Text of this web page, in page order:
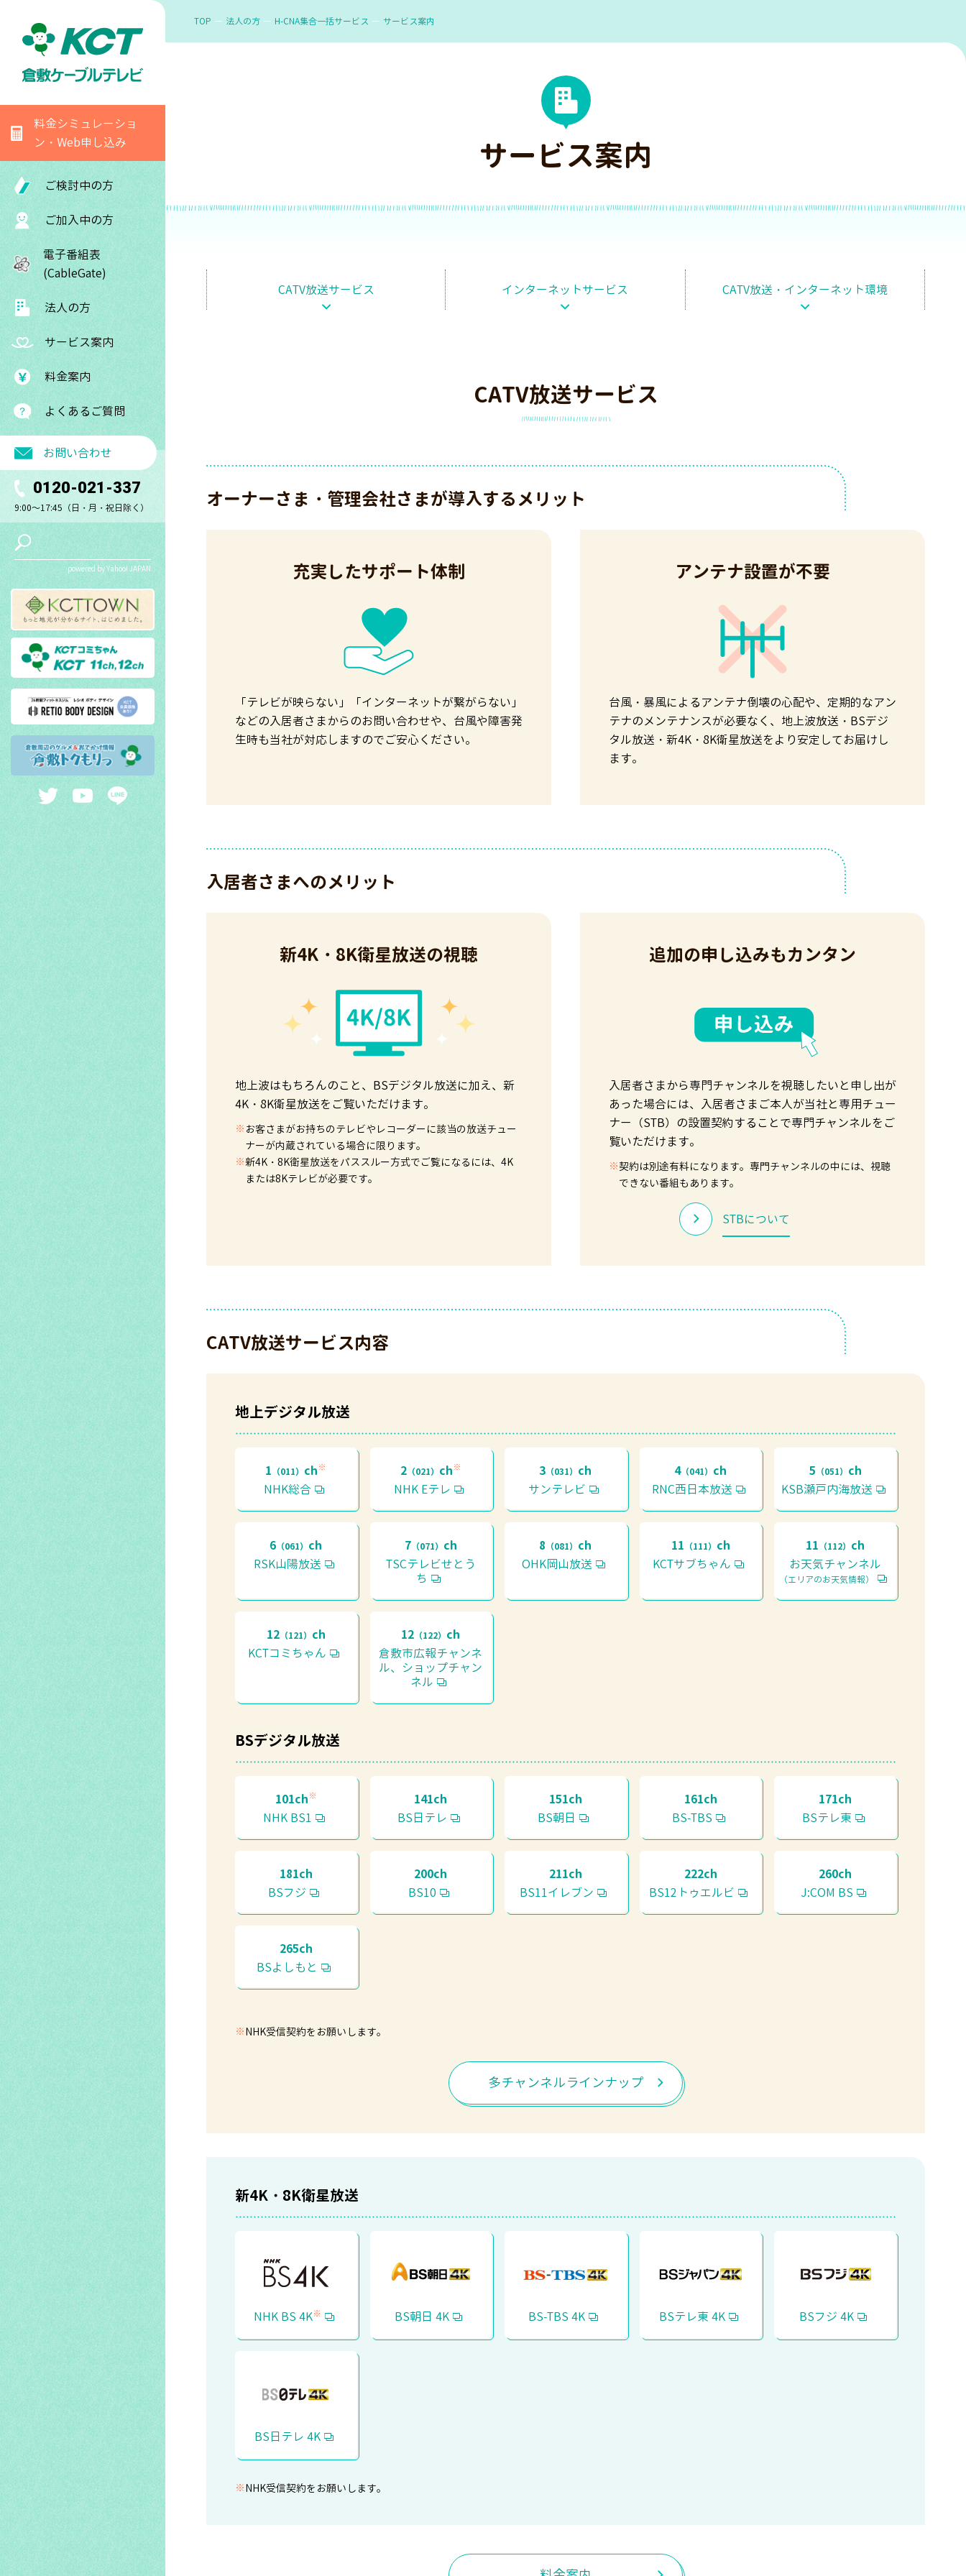
料金シミュレーショ
ン・Web申し込み
ご検討中の方
ご加入中の方
電子番組表
(CableGate)
法人の方
サービス案内
料金案内
よくあるご質問
お問い合わせ
0120-021-337
9:00～17:45（日・月・祝日除く）
powered by Yahoo! JAPAN
TOP 法人の方 H-CNA集合一括サービス サービス案内
サービス案内
CATV放送サービス インターネットサービス CATV放送・インターネット環境
CATV放送サービス
オーナーさま・管理会社さまが導入するメリット
充実したサポート体制
「テレビが映らない」「インターネットが繋がらない」
などの入居者さまからのお問い合わせや、台風や障害発
生時も当社が対応しますのでご安心ください。
アンテナ設置が不要
台風・暴風によるアンテナ倒壊の心配や、定期的なアン
テナのメンテナンスが必要なく、地上波放送・BSデジ
タル放送・新4K・8K衛星放送をより安定してお届けし
ます。
入居者さまへのメリット
新4K・8K衛星放送の視聴
地上波はもちろんのこと、BSデジタル放送に加え、新
4K・8K衛星放送をご覧いただけます。
※ お客さまがお持ちのテレビやレコーダーに該当の放送チュー
ナーが内蔵されている場合に限ります。
※新4K・8K衛星放送をパススルー方式でご覧になるには、4K
または8Kテレビが必要です。
追加の申し込みもカンタン
入居者さまから専門チャンネルを視聴したいと申し出が
あった場合には、入居者さまご本人が当社と専用チュー
ナー（STB）の設置契約することで専門チャンネルをご
覧いただけます。
※契約は別途有料になります。専門チャンネルの中には、視聴
できない番組もあります。
STBについて
CATV放送サービス内容
地上デジタル放送
1 （011） ch※
NHK総合
2（021） ch※
NHK Eテレ
3 （031） ch
サンテレビ
4（041） ch
RNC西日本放送
5 （051） ch
KSB瀬戸内海放送
6 （061） ch
RSK山陽放送
7（071） ch
TSCテレビせとう
ち
8 （081） ch
OHK岡山放送
11 （111） ch
KCTサブちゃん
11 （112） ch
お天気チャンネル
（エリアのお天気情報）
12（121） ch
KCTコミちゃん
12 （122） ch
倉敷市広報チャンネ
ル、ショップチャン
ネル
BSデジタル放送
101ch※
NHK BS1
141ch
BS日テレ
151ch
BS朝日
161ch
BS-TBS
171ch
BSテレ東
181ch
BSフジ
200ch
BS10
211ch
BS11イレブン
222ch
BS12トゥエルビ
260ch
J:COM BS
265ch
BSよしもと
※NHK受信契約をお願いします。
多チャンネルラインナップ
新4K・8K衛星放送
NHK BS 4K※ BS朝日 4K BS-TBS 4K BSテレ東 4K BSフジ 4K
BS日テレ 4K
※NHK受信契約をお願いします。